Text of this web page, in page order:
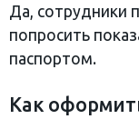
Да, сотрудники
попросить
паспортом.
Как